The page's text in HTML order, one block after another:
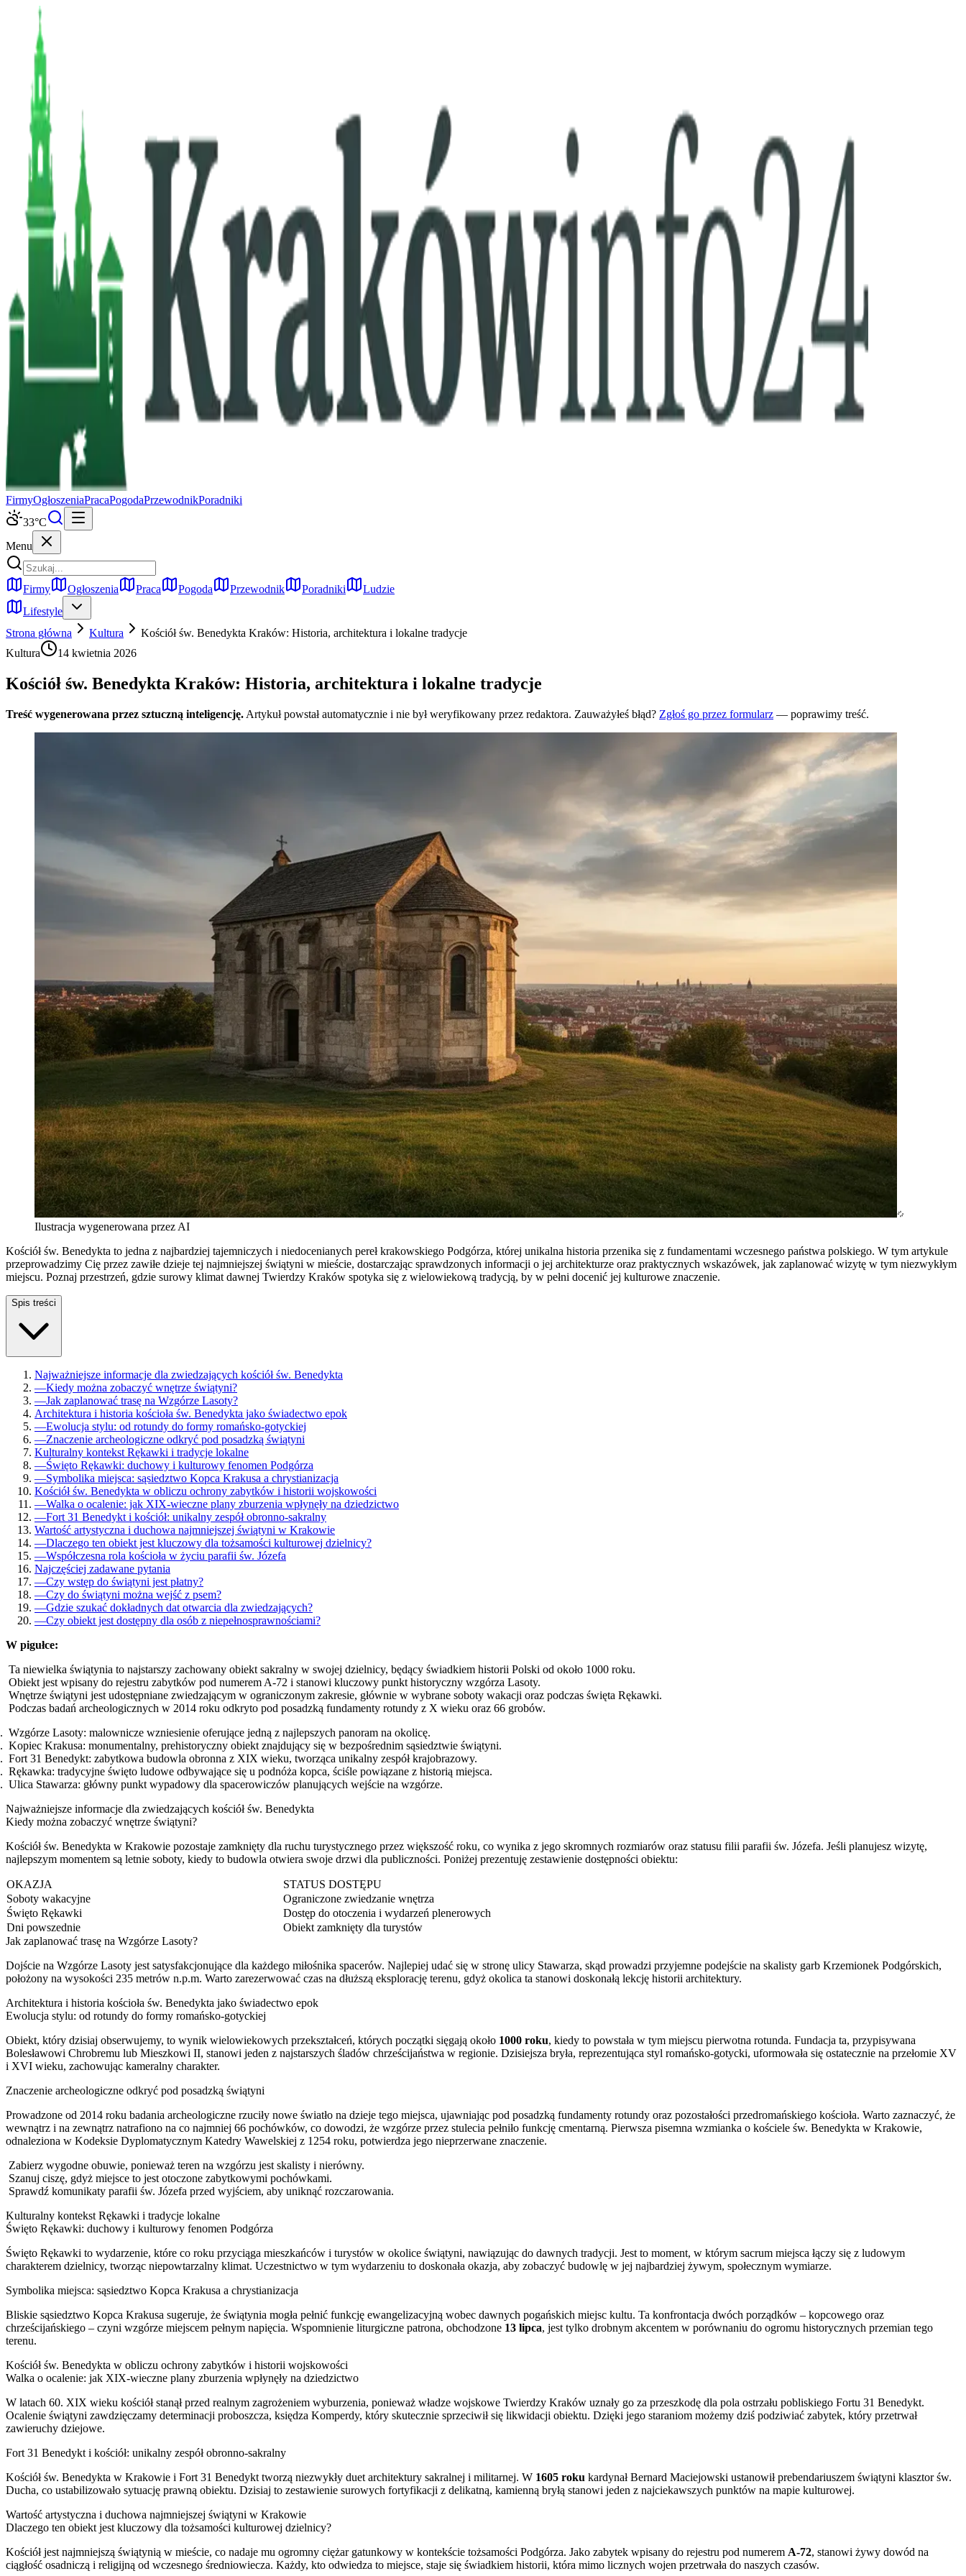
FirmyOgłoszeniaPracaPogodaPrzewodnikPoradniki
33°C
Menu
Firmy Ogłoszenia Praca Pogoda Przewodnik Poradniki
Ludzie
Lifestyle
Strona główna
Kultura
Kościół św. Benedykta Kraków: Historia, architektura i lokalne tradycje
Kultura
14 kwietnia 2026
Kościół św. Benedykta Kraków: Historia, architektura i lokalne tradycje
Treść wygenerowana przez sztuczną inteligencję. Artykuł powstał automatycznie i nie był weryfikowany przez redaktora. Zauważyłeś błąd? Zgłoś go przez formularz — poprawimy treść.
Ilustracja wygenerowana przez AI
Kościół św. Benedykta to jedna z najbardziej tajemniczych i niedocenianych pereł krakowskiego Podgórza, której unikalna historia przenika się z fundamentami wczesnego państwa polskiego. W tym artykule
przeprowadzimy Cię przez zawiłe dzieje tej najmniejszej świątyni w mieście, dostarczając sprawdzonych informacji o jej architekturze oraz praktycznych wskazówek, jak zaplanować wizytę w tym niezwykłym
miejscu. Poznaj przestrzeń, gdzie surowy klimat dawnej Twierdzy Kraków spotyka się z wielowiekową tradycją, by w pełni docenić jej kulturowe znaczenie.
Spis treści
Najważniejsze informacje dla zwiedzających kościół św. Benedykta
—Kiedy można zobaczyć wnętrze świątyni?
—Jak zaplanować trasę na Wzgórze Lasoty?
Architektura i historia kościoła św. Benedykta jako świadectwo epok
—Ewolucja stylu: od rotundy do formy romańsko-gotyckiej
—Znaczenie archeologiczne odkryć pod posadzką świątyni
Kulturalny kontekst Rękawki i tradycje lokalne
—Święto Rękawki: duchowy i kulturowy fenomen Podgórza
—Symbolika miejsca: sąsiedztwo Kopca Krakusa a chrystianizacja
Kościół św. Benedykta w obliczu ochrony zabytków i historii wojskowości
—Walka o ocalenie: jak XIX-wieczne plany zburzenia wpłynęły na dziedzictwo
—Fort 31 Benedykt i kościół: unikalny zespół obronno-sakralny
Wartość artystyczna i duchowa najmniejszej świątyni w Krakowie
—Dlaczego ten obiekt jest kluczowy dla tożsamości kulturowej dzielnicy?
—Współczesna rola kościoła w życiu parafii św. Józefa
Najczęściej zadawane pytania
—Czy wstęp do świątyni jest płatny?
—Czy do świątyni można wejść z psem?
—Gdzie szukać dokładnych dat otwarcia dla zwiedzających?
—Czy obiekt jest dostępny dla osób z niepełnosprawnościami?
W pigułce:
Ta niewielka świątynia to najstarszy zachowany obiekt sakralny w swojej dzielnicy, będący świadkiem historii Polski od około 1000 roku.
Obiekt jest wpisany do rejestru zabytków pod numerem A-72 i stanowi kluczowy punkt historyczny wzgórza Lasoty.
Wnętrze świątyni jest udostępniane zwiedzającym w ograniczonym zakresie, głównie w wybrane soboty wakacji oraz podczas święta Rękawki.
Podczas badań archeologicznych w 2014 roku odkryto pod posadzką fundamenty rotundy z X wieku oraz 66 grobów.
Wzgórze Lasoty: malownicze wzniesienie oferujące jedną z najlepszych panoram na okolicę.
Kopiec Krakusa: monumentalny, prehistoryczny obiekt znajdujący się w bezpośrednim sąsiedztwie świątyni.
Fort 31 Benedykt: zabytkowa budowla obronna z XIX wieku, tworząca unikalny zespół krajobrazowy.
Rękawka: tradycyjne święto ludowe odbywające się u podnóża kopca, ściśle powiązane z historią miejsca.
Ulica Stawarza: główny punkt wypadowy dla spacerowiczów planujących wejście na wzgórze.
Najważniejsze informacje dla zwiedzających kościół św. Benedykta
Kiedy można zobaczyć wnętrze świątyni?
Kościół św. Benedykta w Krakowie pozostaje zamknięty dla ruchu turystycznego przez większość roku, co wynika z jego skromnych rozmiarów oraz statusu filii parafii św. Józefa. Jeśli planujesz wizytę,
najlepszym momentem są letnie soboty, kiedy to budowla otwiera swoje drzwi dla publiczności. Poniżej prezentuję zestawienie dostępności obiektu:
OKAZJA
STATUS DOSTĘPU
Soboty wakacyjne
Ograniczone zwiedzanie wnętrza
Święto Rękawki
Dostęp do otoczenia i wydarzeń plenerowych
Dni powszednie
Obiekt zamknięty dla turystów
Jak zaplanować trasę na Wzgórze Lasoty?
Dojście na Wzgórze Lasoty jest satysfakcjonujące dla każdego miłośnika spacerów. Najlepiej udać się w stronę ulicy Stawarza, skąd prowadzi przyjemne podejście na skalisty garb Krzemionek Podgórskich,
położony na wysokości 235 metrów n.p.m. Warto zarezerwować czas na dłuższą eksplorację terenu, gdyż okolica ta stanowi doskonałą lekcję historii architektury.
Architektura i historia kościoła św. Benedykta jako świadectwo epok
Ewolucja stylu: od rotundy do formy romańsko-gotyckiej
Obiekt, który dzisiaj obserwujemy, to wynik wielowiekowych przekształceń, których początki sięgają około 1000 roku, kiedy to powstała w tym miejscu pierwotna rotunda. Fundacja ta, przypisywana
Bolesławowi Chrobremu lub Mieszkowi II, stanowi jeden z najstarszych śladów chrześcijaństwa w regionie. Dzisiejsza bryła, reprezentująca styl romańsko-gotycki, uformowała się ostatecznie na przełomie XV
i XVI wieku, zachowując kameralny charakter.
Znaczenie archeologiczne odkryć pod posadzką świątyni
Prowadzone od 2014 roku badania archeologiczne rzuciły nowe światło na dzieje tego miejsca, ujawniając pod posadzką fundamenty rotundy oraz pozostałości przedromańskiego kościoła. Warto zaznaczyć, że
wewnątrz i na zewnątrz natrafiono na co najmniej 66 pochówków, co dowodzi, że wzgórze przez stulecia pełniło funkcję cmentarną. Pierwsza pisemna wzmianka o kościele św. Benedykta w Krakowie,
odnaleziona w Kodeksie Dyplomatycznym Katedry Wawelskiej z 1254 roku, potwierdza jego nieprzerwane znaczenie.
Zabierz wygodne obuwie, ponieważ teren na wzgórzu jest skalisty i nierówny.
Szanuj ciszę, gdyż miejsce to jest otoczone zabytkowymi pochówkami.
Sprawdź komunikaty parafii św. Józefa przed wyjściem, aby uniknąć rozczarowania.
Kulturalny kontekst Rękawki i tradycje lokalne
Święto Rękawki: duchowy i kulturowy fenomen Podgórza
Święto Rękawki to wydarzenie, które co roku przyciąga mieszkańców i turystów w okolice świątyni, nawiązując do dawnych tradycji. Jest to moment, w którym sacrum miejsca łączy się z ludowym
charakterem dzielnicy, tworząc niepowtarzalny klimat. Uczestnictwo w tym wydarzeniu to doskonała okazja, aby zobaczyć budowlę w jej najbardziej żywym, społecznym wymiarze.
Symbolika miejsca: sąsiedztwo Kopca Krakusa a chrystianizacja
Bliskie sąsiedztwo Kopca Krakusa sugeruje, że świątynia mogła pełnić funkcję ewangelizacyjną wobec dawnych pogańskich miejsc kultu. Ta konfrontacja dwóch porządków – kopcowego oraz
chrześcijańskiego – czyni wzgórze miejscem pełnym napięcia. Wspomnienie liturgiczne patrona, obchodzone 13 lipca, jest tylko drobnym akcentem w porównaniu do ogromu historycznych przemian tego
terenu.
Kościół św. Benedykta w obliczu ochrony zabytków i historii wojskowości
Walka o ocalenie: jak XIX-wieczne plany zburzenia wpłynęły na dziedzictwo
W latach 60. XIX wieku kościół stanął przed realnym zagrożeniem wyburzenia, ponieważ władze wojskowe Twierdzy Kraków uznały go za przeszkodę dla pola ostrzału pobliskiego Fortu 31 Benedykt.
Ocalenie świątyni zawdzięczamy determinacji proboszcza, księdza Komperdy, który skutecznie sprzeciwił się likwidacji obiektu. Dzięki jego staraniom możemy dziś podziwiać zabytek, który przetrwał
zawieruchy dziejowe.
Fort 31 Benedykt i kościół: unikalny zespół obronno-sakralny
Kościół św. Benedykta w Krakowie i Fort 31 Benedykt tworzą niezwykły duet architektury sakralnej i militarnej. W 1605 roku kardynał Bernard Maciejowski ustanowił prebendariuszem świątyni klasztor św.
Ducha, co ustabilizowało sytuację prawną obiektu. Dzisiaj to zestawienie surowych fortyfikacji z delikatną, kamienną bryłą stanowi jeden z najciekawszych punktów na mapie kulturowej.
Wartość artystyczna i duchowa najmniejszej świątyni w Krakowie
Dlaczego ten obiekt jest kluczowy dla tożsamości kulturowej dzielnicy?
Kościół jest najmniejszą świątynią w mieście, co nadaje mu ogromny ciężar gatunkowy w kontekście tożsamości Podgórza. Jako zabytek wpisany do rejestru pod numerem A-72, stanowi żywy dowód na
ciągłość osadniczą i religijną od wczesnego średniowiecza. Każdy, kto odwiedza to miejsce, staje się świadkiem historii, która mimo licznych wojen przetrwała do naszych czasów.